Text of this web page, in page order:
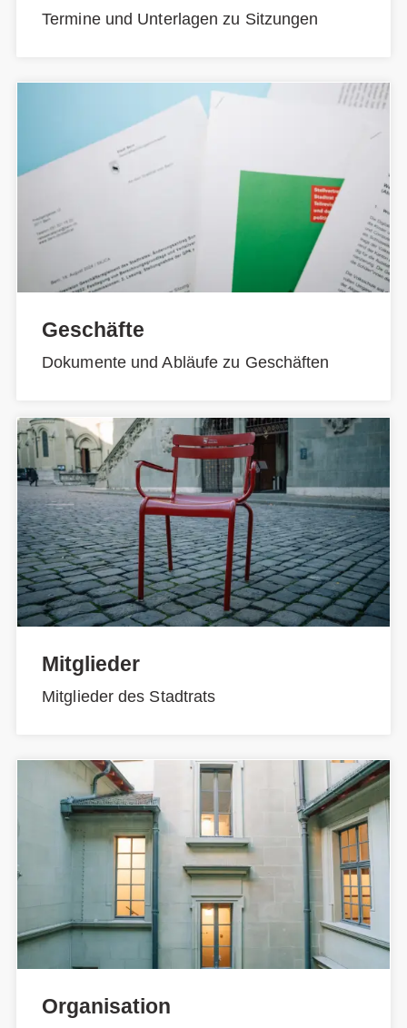
Termine und Unterlagen zu Sitzungen
Geschäfte
Dokumente und Abläufe zu Geschäften
Mitglieder
Mitglieder des Stadtrats
Organisation